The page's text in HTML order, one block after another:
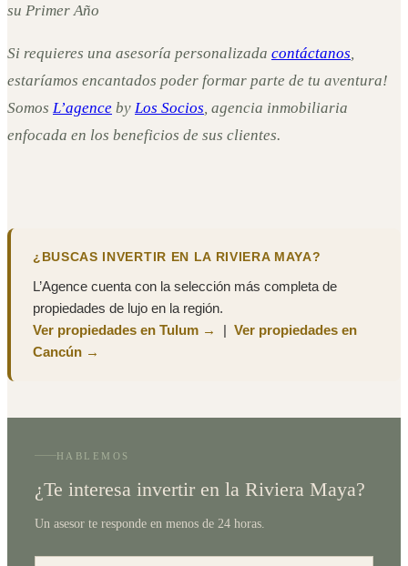
su Primer Año
Si requieres una asesoría personalizada contáctanos
estaríamos encantados poder formar parte de tu aventura!
Somos L’agence by Los Socios , agencia inmobiliaria
enfocada en los beneficios de sus clientes.
¿BUSCAS INVERTIR EN LA RIVIERA MAYA?
L’Agence cuenta con la selección más completa de
propiedades de lujo en la región.
Ver propiedades en Tulum →
| Ver propiedades en
Cancún →
HABLEMOS
¿Te interesa invertir en la Riviera Maya?
Un asesor te responde en menos de 24 horas.